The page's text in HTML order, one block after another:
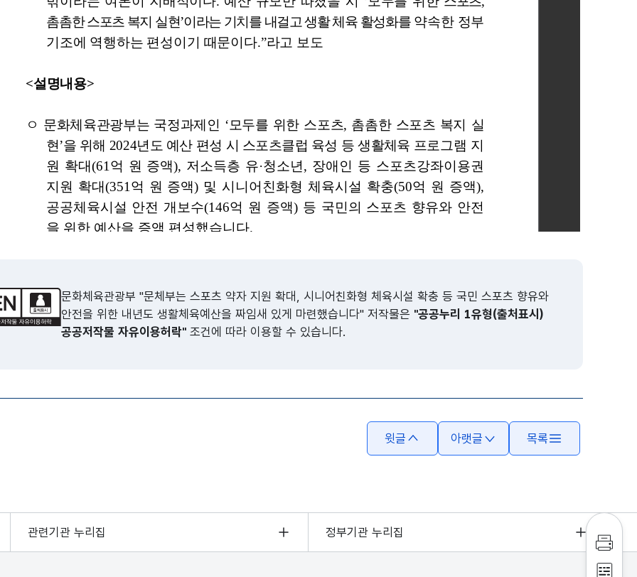
문화체육관광부 "문체부는 스포츠 약자 지원 확대, 시니어친화형 체육시설 확충 등 국민 스포츠 향유와
안전을 위한 내년도 생활체육예산을 짜임새 있게 마련했습니다" 저작물은 "공공누리 1유형(출처표시)
공공저작물 자유이용허락" 조건에 따라 이용할 수 있습니다.
윗글 아랫글 목록
인쇄
관련기관 누리집 정부기관 누리집